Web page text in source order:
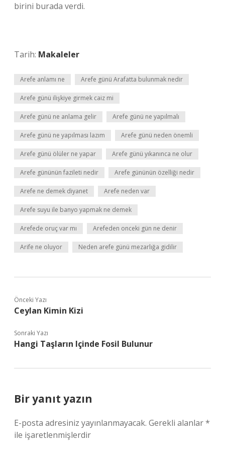
birini burada verdi.
Tarih: Makaleler
Arefe anlamı ne Arefe günü Arafatta bulunmak nedir
Arefe günü ilişkiye girmek caiz mi
Arefe günü ne anlama gelir Arefe günü ne yapılmalı
Arefe günü ne yapılması lazım Arefe günü neden önemli
Arefe günü ölüler ne yapar Arefe günü yıkanınca ne olur
Arefe gününün fazileti nedir Arefe gününün özelliği nedir
Arefe ne demek diyanet Arefe neden var
Arefe suyu ile banyo yapmak ne demek
Arefede oruç var mı Arefeden onceki gün ne denir
Arife ne oluyor Neden arefe günü mezarlığa gidilir
Önceki Yazı
Ceylan Kimin Kizi
Sonraki Yazı
Hangi Taşların Içinde Fosil Bulunur
Bir yanıt yazın
E-posta adresiniz yayınlanmayacak. Gerekli alanlar*
ile işaretlenmişlerdir